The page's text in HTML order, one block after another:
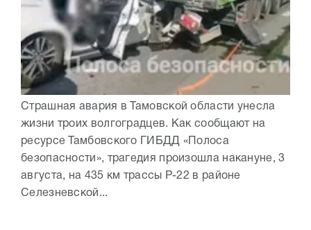
Страшная авария в Тамовской области унесла
жизни троих волгоградцев. Как сообщают на
ресурсе Тамбовского ГИБДД «Полоса
безопасности», трагедия произошла накануне, 3
августа, на 435 км трассы Р-22 в районе
Селезневской...